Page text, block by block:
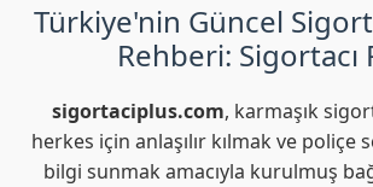
Türkiye'nin Güncel
Rehberi: Sigortacı
sigortaciplus.com, karmaşık
herkes için anlaşılır kılmak ve poliçe
bilgi sunmak amacıyla kurulmuş